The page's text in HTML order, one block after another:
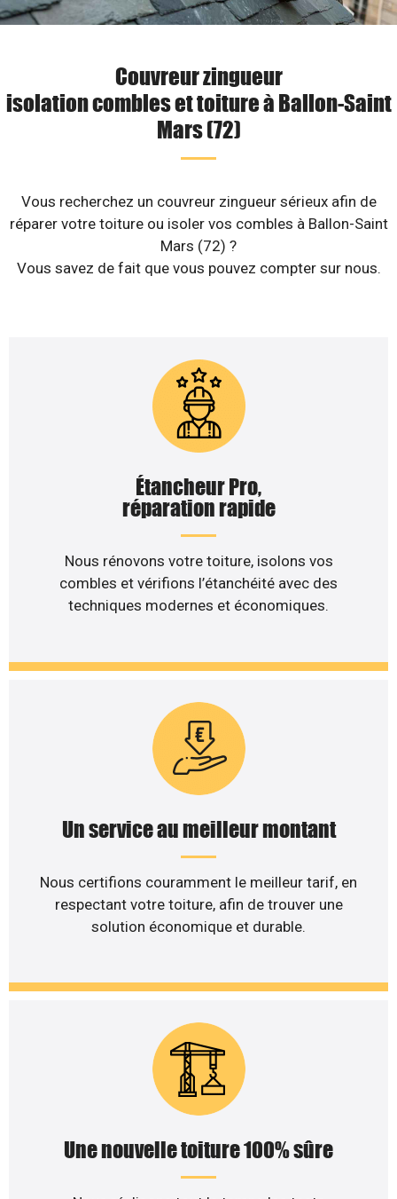
Couvreur zingueur
isolation combles et toiture à Ballon-Saint
Mars (72)
Vous recherchez un couvreur zingueur sérieux afin de
réparer votre toiture ou isoler vos combles à Ballon-Saint
Mars (72) ?
Vous savez de fait que vous pouvez compter sur nous.
Étancheur Pro,
réparation rapide
Nous rénovons votre toiture, isolons vos
combles et vérifions l’étanchéité avec des
techniques modernes et économiques.
Un service au meilleur montant
Nous certifions couramment le meilleur tarif, en
respectant votre toiture, afin de trouver une
solution économique et durable.
Une nouvelle toiture 100% sûre